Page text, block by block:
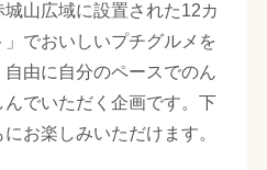
山広域に設置された12カ
でおいしいプチグルメを
由に自分のペースでのん
でいただく企画です。下
お楽しみいただけます。